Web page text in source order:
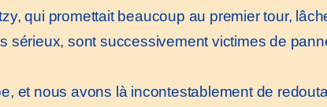
qui promettait beaucoup au premier tour,
sérieux, sont successivement victimes de
et nous avons là incontestablement de